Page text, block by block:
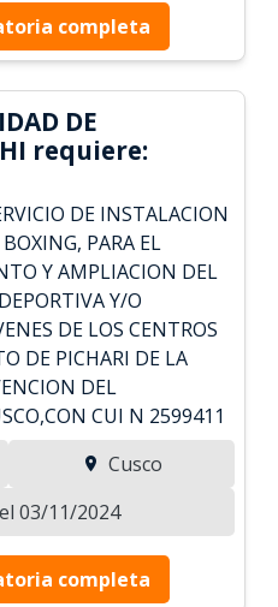
completa
DE
requiere:
DE INSTALACION
PARA EL
Y AMPLIACION DEL
Y/O
DE LOS CENTROS
DE PICHARI DE LA
DEL
CUI N 2599411
Cusco
03/11/2024
completa